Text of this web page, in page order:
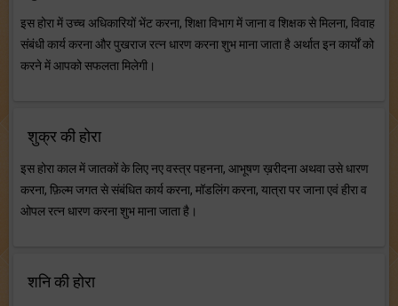
इस होरा में उच्च अधिकारियों भेंट करना, शिक्षा विभाग में जाना व शिक्षक से मिलना, विवाह
संबंधी कार्य करना और पुखराज रत्न धारण करना शुभ माना जाता है अर्थात इन कार्यों को
करने में आपको सफलता मिलेगी।
शुक्र की होरा
इस होरा काल में जातकों के लिए नए वस्त्र पहनना, आभूषण ख़रीदना अथवा उसे धारण
करना, फ़िल्म जगत से संबंधित कार्य करना, मॉडलिंग करना, यात्रा पर जाना एवं हीरा व
ओपल रत्न धारण करना शुभ माना जाता है।
शनि की होरा